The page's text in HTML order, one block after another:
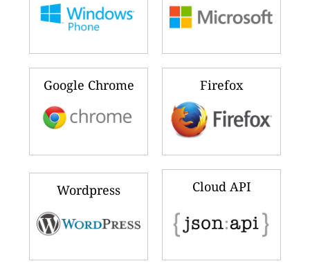
Google Chrome Firefox
Wordpress Cloud API